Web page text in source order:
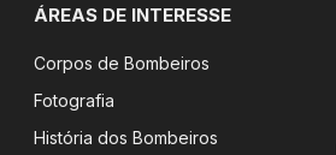
ÁREAS DE INTERESSE
Corpos de Bombeiros
Fotografia
História dos Bombeiros